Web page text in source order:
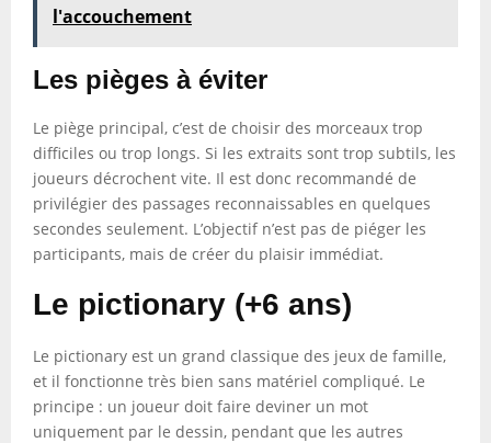
l'accouchement
Les pièges à éviter
Le piège principal, c’est de choisir des morceaux trop
difficiles ou trop longs. Si les extraits sont trop subtils, les
joueurs décrochent vite. Il est donc recommandé de
privilégier des passages reconnaissables en quelques
secondes seulement. L’objectif n’est pas de piéger les
participants, mais de créer du plaisir immédiat.
Le pictionary (+6 ans)
Le pictionary est un grand classique des jeux de famille,
et il fonctionne très bien sans matériel compliqué. Le
principe : un joueur doit faire deviner un mot
uniquement par le dessin, pendant que les autres